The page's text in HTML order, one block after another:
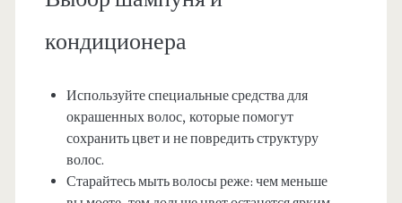
кондиционера
Используйте специальные средства для
окрашенных волос, которые помогут
сохранить цвет и не повредить структуру
волос.
Старайтесь мыть волосы реже: чем меньше